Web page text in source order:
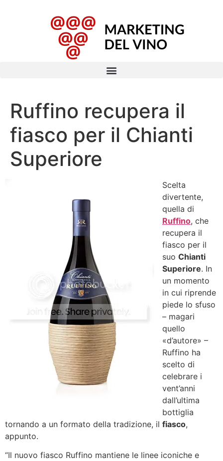
Ruffino recupera il
fiasco per il Chianti
Superiore
Scelta
divertente,
quella di
Ruffino, che
recupera il
fiasco per il
suo Chianti
Superiore. In
un momento
in cui riprende
piede lo sfuso
– magari
quello
«d’autore» –
Ruffino ha
scelto di
celebrare i
vent’anni
dall’ultima
bottiglia
tornando a un formato della tradizione, il fiasco,
appunto.
“Il nuovo fiasco Ruffino mantiene le linee iconiche e